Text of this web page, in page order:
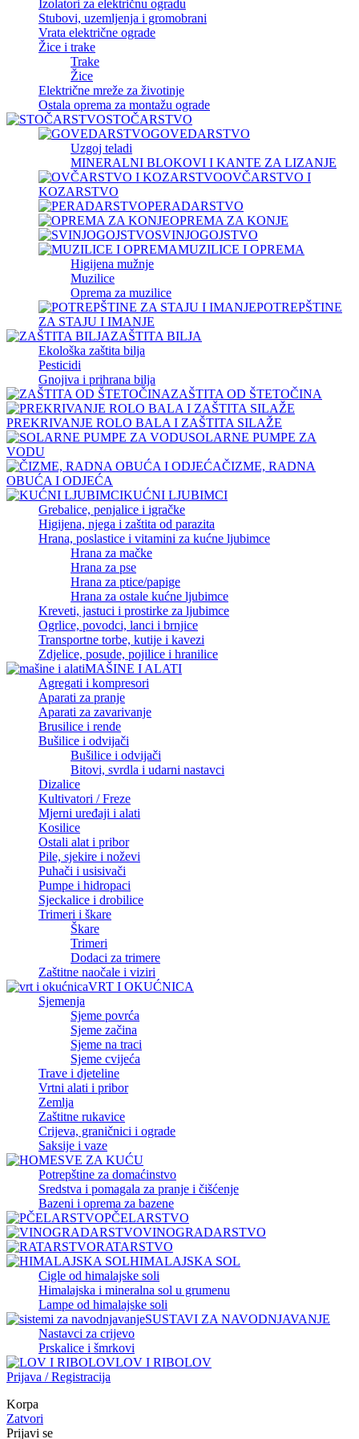
Izolatori za električnu ogradu
Stubovi, uzemljenja i gromobrani
Vrata električne ograde
Žice i trake
Trake
Žice
Električne mreže za životinje
Ostala oprema za montažu ograde
STOČARSTVO
GOVEDARSTVO
Uzgoj teladi
MINERALNI BLOKOVI I KANTE ZA LIZANJE
OVČARSTVO I
KOZARSTVO
PERADARSTVO
OPREMA ZA KONJE
SVINJOGOJSTVO
MUZILICE I OPREMA
Higijena mužnje
Muzilice
Oprema za muzilice
POTREPŠTINE
ZA STAJU I IMANJE
ZAŠTITA BILJA
Ekološka zaštita bilja
Pesticidi
Gnojiva i prihrana bilja
ZAŠTITA OD ŠTETOČINA
PREKRIVANJE ROLO BALA I ZAŠTITA SILAŽE
SOLARNE PUMPE ZA
VODU
ČIZME, RADNA
OBUĆA I ODJEĆA
KUĆNI LJUBIMCI
Grebalice, penjalice i igračke
Higijena, njega i zaštita od parazita
Hrana, poslastice i vitamini za kućne ljubimce
Hrana za mačke
Hrana za pse
Hrana za ptice/papige
Hrana za ostale kućne ljubimce
Kreveti, jastuci i prostirke za ljubimce
Ogrlice, povodci, lanci i brnjice
Transportne torbe, kutije i kavezi
Zdjelice, posude, pojilice i hranilice
MAŠINE I ALATI
Agregati i kompresori
Aparati za pranje
Aparati za zavarivanje
Brusilice i rende
Bušilice i odvijači
Bušilice i odvijači
Bitovi, svrdla i udarni nastavci
Dizalice
Kultivatori / Freze
Mjerni uređaji i alati
Kosilice
Ostali alat i pribor
Pile, sjekire i noževi
Puhači i usisivači
Pumpe i hidropaci
Sjeckalice i drobilice
Trimeri i škare
Škare
Trimeri
Dodaci za trimere
Zaštitne naočale i viziri
VRT I OKUĆNICA
Sjemenja
Sjeme povrća
Sjeme začina
Sjeme na traci
Sjeme cvijeća
Trave i djeteline
Vrtni alati i pribor
Zemlja
Zaštitne rukavice
Crijeva, graničnici i ograde
Saksije i vaze
SVE ZA KUĆU
Potrepštine za domaćinstvo
Sredstva i pomagala za pranje i čišćenje
Bazeni i oprema za bazene
PČELARSTVO
VINOGRADARSTVO
RATARSTVO
HIMALAJSKA SOL
Cigle od himalajske soli
Himalajska i mineralna sol u grumenu
Lampe od himalajske soli
SUSTAVI ZA NAVODNJAVANJE
Nastavci za crijevo
Prskalice i šmrkovi
LOV I RIBOLOV
Prijava / Registracija
Korpa
Zatvori
Prijavi se